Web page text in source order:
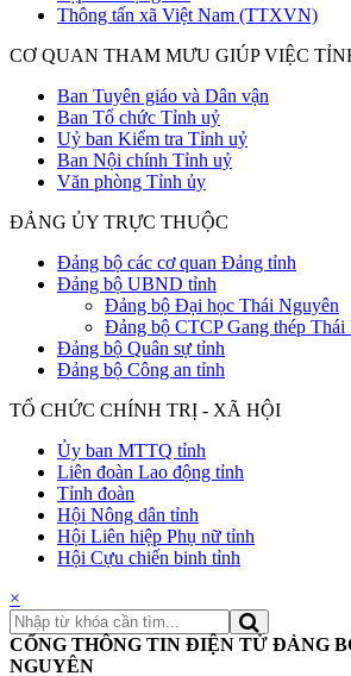
Thông tấn xã Việt Nam (TTXVN)
CƠ QUAN THAM MƯU GIÚP VIỆC
Ban Tuyên giáo và Dân vận
Ban Tổ chức Tỉnh uỷ
Uỷ ban Kiểm tra Tỉnh uỷ
Ban Nội chính Tỉnh uỷ
Văn phòng Tỉnh ủy
ĐẢNG ỦY TRỰC THUỘC
Đảng bộ các cơ quan Đảng tỉnh
Đảng bộ UBND tỉnh
Đảng bộ Đại học Thái Nguyên
Đảng bộ CTCP Gang thép Thái
Đảng bộ Quân sự tỉnh
Đảng bộ Công an tỉnh
TỔ CHỨC CHÍNH TRỊ - XÃ HỘI
Ủy ban MTTQ tỉnh
Liên đoàn Lao động tỉnh
Tỉnh đoàn
Hội Nông dân tỉnh
Hội Liên hiệp Phụ nữ tỉnh
Hội Cựu chiến binh tỉnh
×
CỔNG THÔNG TIN ĐIỆN TỬ ĐẢNG
NGUYÊN